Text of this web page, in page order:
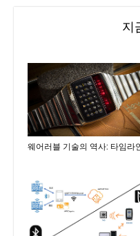
지
웨어러블 기술의 역사: 타임라